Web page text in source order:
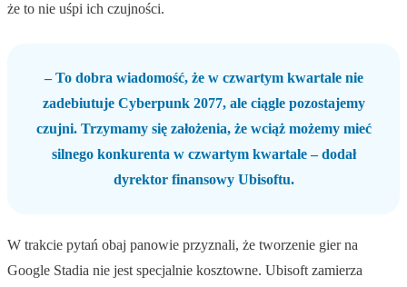
że to nie uśpi ich czujności.
– To dobra wiadomość, że w czwartym kwartale nie
zadebiutuje Cyberpunk 2077, ale ciągle pozostajemy
czujni. Trzymamy się założenia, że wciąż możemy mieć
silnego konkurenta w czwartym kwartale – dodał
dyrektor finansowy Ubisoftu.
W trakcie pytań obaj panowie przyznali, że tworzenie gier na
Google Stadia nie jest specjalnie kosztowne. Ubisoft zamierza